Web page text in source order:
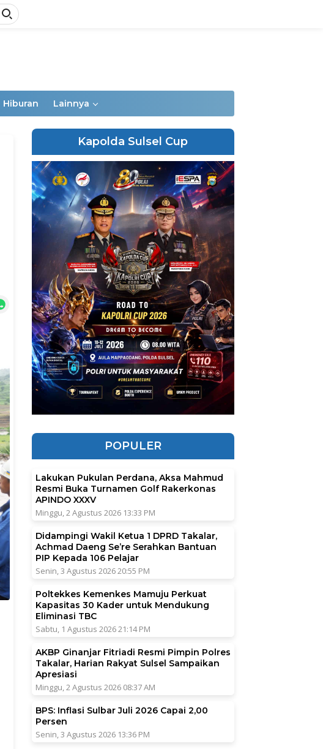
Hiburan Lainnya
Kapolda Sulsel Cup
POPULER
Lakukan Pukulan Perdana, Aksa Mahmud
Resmi Buka Turnamen Golf Rakerkonas
APINDO XXXV
Minggu, 2 Agustus 2026 13:33 PM
Didampingi Wakil Ketua 1 DPRD Takalar,
Achmad Daeng Se’re Serahkan Bantuan
PIP Kepada 106 Pelajar
Senin, 3 Agustus 2026 20:55 PM
Poltekkes Kemenkes Mamuju Perkuat
Kapasitas 30 Kader untuk Mendukung
Eliminasi TBC
Sabtu, 1 Agustus 2026 21:14 PM
AKBP Ginanjar Fitriadi Resmi Pimpin Polres
Takalar, Harian Rakyat Sulsel Sampaikan
Apresiasi
Minggu, 2 Agustus 2026 08:37 AM
BPS: Inflasi Sulbar Juli 2026 Capai 2,00
Persen
Senin, 3 Agustus 2026 13:36 PM